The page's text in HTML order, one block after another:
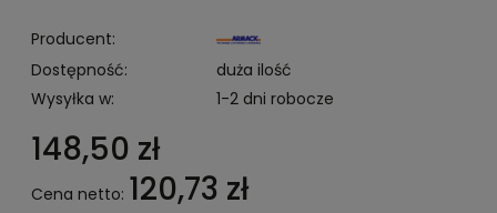
Producent:
Dostępność:
duża ilość
Wysyłka w:
1-2 dni robocze
148,50 zł
Cena netto: 120,73 zł